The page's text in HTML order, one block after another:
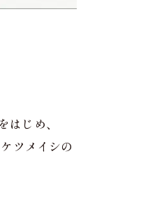
じめ、
ツメイシの